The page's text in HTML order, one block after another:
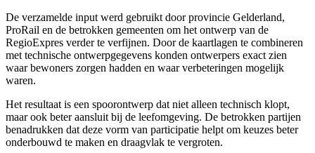
De verzamelde input werd gebruikt door provincie Gelderland,
ProRail en de betrokken gemeenten om het ontwerp van de
RegioExpres verder te verfijnen. Door de kaartlagen te combineren
met technische ontwerpgegevens konden ontwerpers exact zien
waar bewoners zorgen hadden en waar verbeteringen mogelijk
waren.
Het resultaat is een spoorontwerp dat niet alleen technisch klopt,
maar ook beter aansluit bij de leefomgeving. De betrokken partijen
benadrukken dat deze vorm van participatie helpt om keuzes beter
onderbouwd te maken en draagvlak te vergroten.